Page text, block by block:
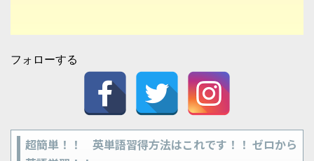
フォローする
超簡単！！ 英単語習得方法はこれです！！ ゼロから